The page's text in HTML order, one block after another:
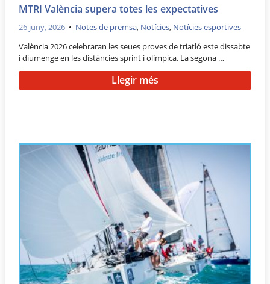
MTRI València supera totes les expectatives
26 juny, 2026 • Notes de premsa, Notícies, Notícies esportives
València 2026 celebraran les seues proves de triatló este dissabte
i diumenge en les distàncies sprint i olímpica. La segona …
Llegir més